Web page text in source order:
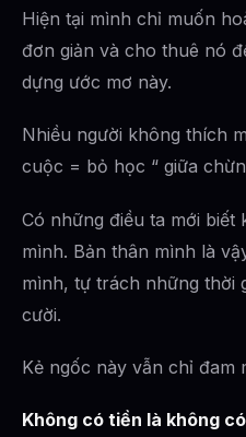
Hiện tại mình chỉ muốn
đơn giản và cho thuê nó
dựng ước mơ này.
Nhiều người không thích
cuộc = bỏ học “ giữa
Có những điều ta mới biết
mình. Bản thân mình là
mình, tự trách những thời
cười.
Kẻ ngốc này vẫn chỉ đam
Không có tiền là không